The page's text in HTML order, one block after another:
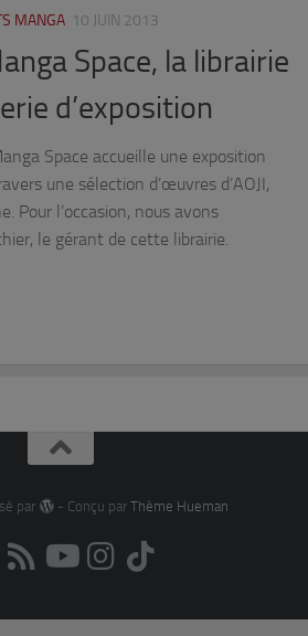
MANGA 10 JUIN 2013
Space, la librairie
d’exposition
Space accueille une exposition
une sélection d’œuvres d’AOJI,
Pour l’occasion, nous avons
le gérant de cette librairie.
par - Conçu par Thème Hueman